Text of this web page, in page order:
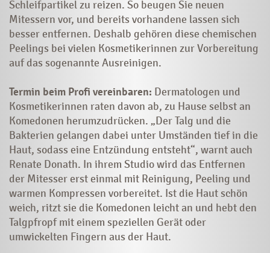
Schleifpartikel zu reizen. So beugen Sie neuen
Mitessern vor, und bereits vorhandene lassen sich
besser entfernen. Deshalb gehören diese chemischen
Peelings bei vielen Kosmetikerinnen zur Vorbereitung
auf das sogenannte Ausreinigen.
Termin beim Profi vereinbaren: Dermatologen und
Kosmetikerinnen raten davon ab, zu Hause selbst an
Komedonen herumzudrücken. „Der Talg und die
Bakterien gelangen dabei unter Umständen tief in die
Haut, sodass eine Entzündung entsteht“, warnt auch
Renate Donath. In ihrem Studio wird das Entfernen
der Mitesser erst einmal mit Reinigung, Peeling und
warmen Kompressen vorbereitet. Ist die Haut schön
weich, ritzt sie die Komedonen leicht an und hebt den
Talgpfropf mit einem speziellen Gerät oder
umwickelten Fingern aus der Haut.